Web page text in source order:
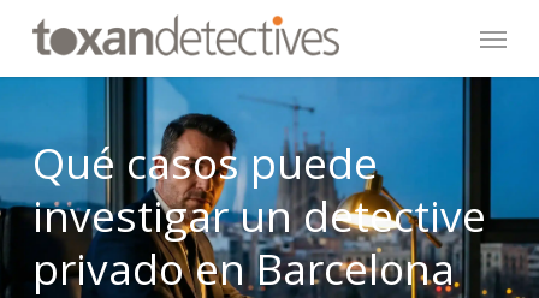
main
Menu
Qué casos puede
investigar un detective
privado en Barcelona